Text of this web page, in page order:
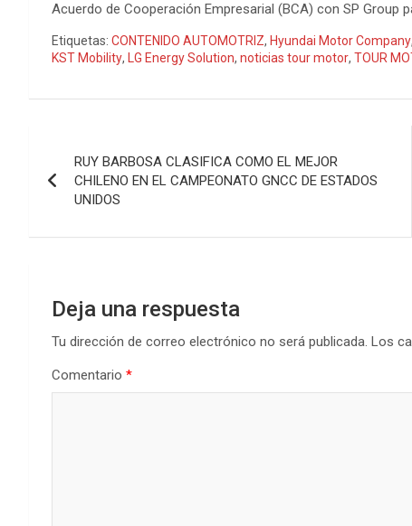
Acuerdo de Cooperación Empresarial (BCA) con SP Group
Etiquetas: CONTENIDO AUTOMOTRIZ, Hyundai Motor Company,
KST Mobility, LG Energy Solution, noticias tour motor, TOUR
de
RUY BARBOSA CLASIFICA COMO EL MEJOR
CHILENO EN EL CAMPEONATO GNCC DE ESTADOS
UNIDOS
Deja una respuesta
Tu dirección de correo electrónico no será publicada. Los
Comentario *